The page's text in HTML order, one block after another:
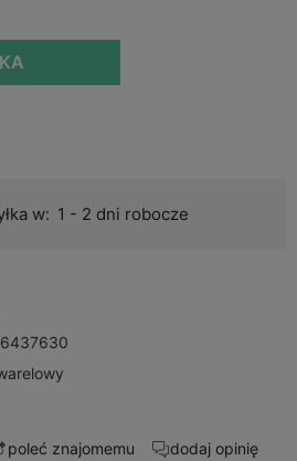
w: 1 - 2 dni robocze
poleć znajomemu dodaj opinię